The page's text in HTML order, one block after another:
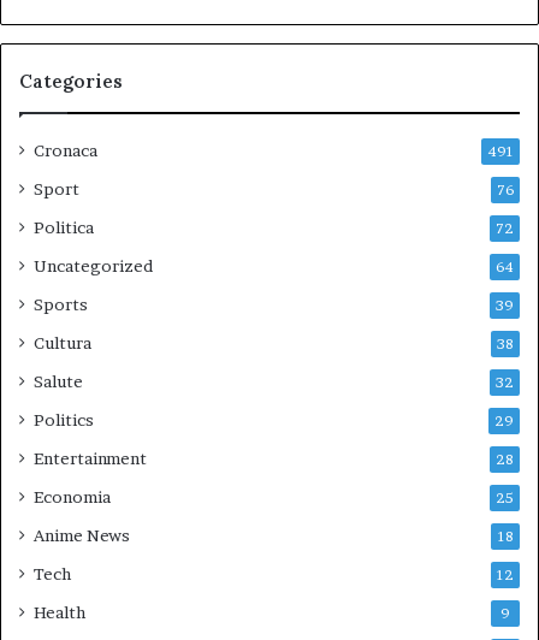
Categories
Cronaca 491
Sport 76
Politica 72
Uncategorized 64
Sports 39
Cultura 38
Salute 32
Politics 29
Entertainment 28
Economia 25
Anime News 18
Tech 12
Health 9